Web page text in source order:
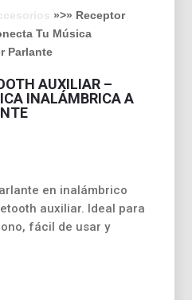
»>» Receptor
Tu Música
Parlante
AUXILIAR –
INALÁMBRICA A
en inalámbrico
auxiliar. Ideal para
fácil de usar y